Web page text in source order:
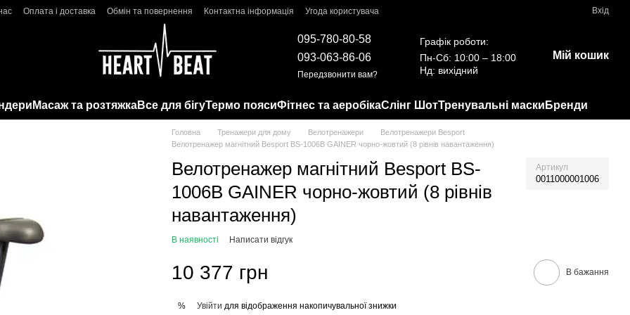
Оплата і доставка Обмін та повернення Контактна інформація Угода користувача Вхід
095-780-80-58
093-063-86-06
Передзвонити вам?
Графік роботи:
Пн-Сб: 10:00 – 18:00
Нд: вихідний
Мій кошик
Масаж та розтяжкаВсе для бігуТермо поясиФітнес та аеробікаСлінг ШотТренувальні маски Бренди
Головна Тренажери для дому Велотренажери
Велотренажери Besport
Велотренажер магнітний Besport BS-1006B GAINER чорно-жовтий (8 рівнів навантаження)
Велотренажер магнітний Besport BS-
1006B GAINER чорно-жовтий (8 рівнів
навантаження)
Артикул
0011000001006
В наявності Написати відгук
10 377 грн В бажання
% Увійти для відображення накопичувальної знижки